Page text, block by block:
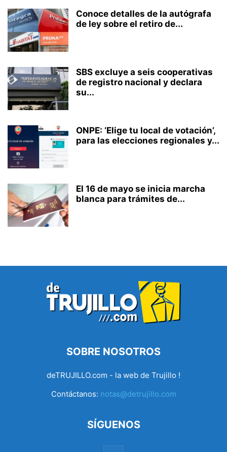
Conoce detalles de la autógrafa
de ley sobre el retiro de...
SBS excluye a seis cooperativas
de registro nacional y declara
su...
ONPE: ‘Elige tu local de votación’,
para las elecciones regionales y...
El 16 de mayo se inicia marcha
blanca para trámites de...
SOBRE NOSOTROS
deTRUJILLO.com - la web de Trujillo !
Contáctanos: notas@detrujillo.com
SÍGUENOS